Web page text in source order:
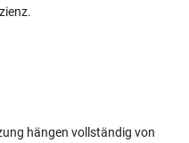
hängen vollständig von